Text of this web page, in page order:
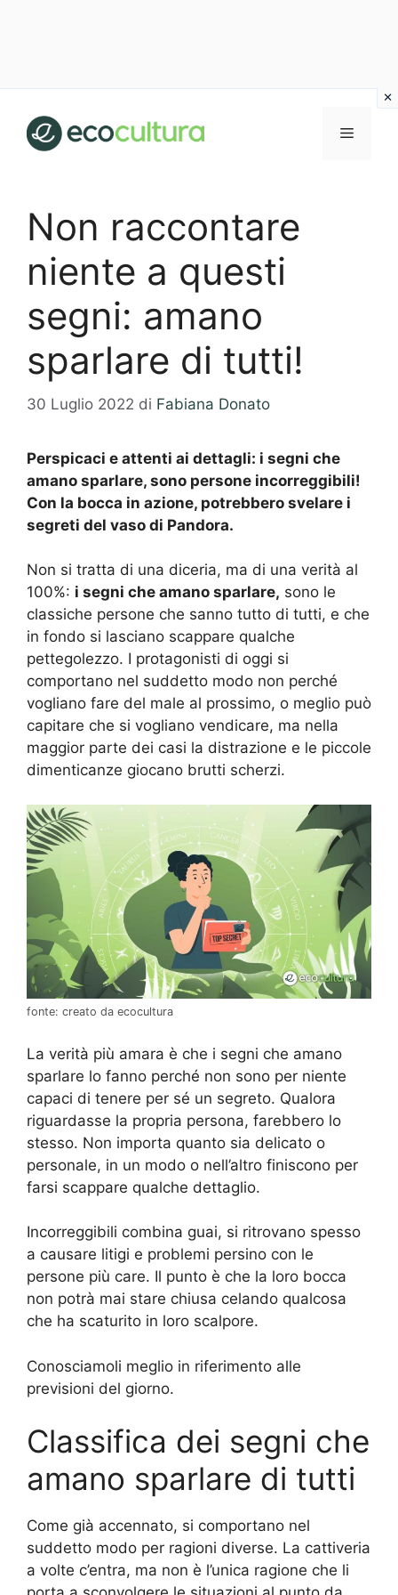
contenuto
MENU
Non raccontare
niente a questi
segni: amano
sparlare di tutti!
30 Luglio 2022 di Fabiana Donato
Perspicaci e attenti ai dettagli: i segni che
amano sparlare, sono persone incorreggibili!
Con la bocca in azione, potrebbero svelare i
segreti del vaso di Pandora.
Non si tratta di una diceria, ma di una verità al
100%: i segni che amano sparlare, sono le
classiche persone che sanno tutto di tutti, e che
in fondo si lasciano scappare qualche
pettegolezzo. I protagonisti di oggi si
comportano nel suddetto modo non perché
vogliano fare del male al prossimo, o meglio può
capitare che si vogliano vendicare, ma nella
maggior parte dei casi la distrazione e le piccole
dimenticanze giocano brutti scherzi.
fonte: creato da ecocultura
La verità più amara è che i segni che amano
sparlare lo fanno perché non sono per niente
capaci di tenere per sé un segreto. Qualora
riguardasse la propria persona, farebbero lo
stesso. Non importa quanto sia delicato o
personale, in un modo o nell’altro finiscono per
farsi scappare qualche dettaglio.
Incorreggibili combina guai, si ritrovano spesso
a causare litigi e problemi persino con le
persone più care. Il punto è che la loro bocca
non potrà mai stare chiusa celando qualcosa
che ha scaturito in loro scalpore.
Conosciamoli meglio in riferimento alle
previsioni del giorno.
Classifica dei segni che
amano sparlare di tutti
Come già accennato, si comportano nel
suddetto modo per ragioni diverse. La cattiveria
a volte c’entra, ma non è l’unica ragione che li